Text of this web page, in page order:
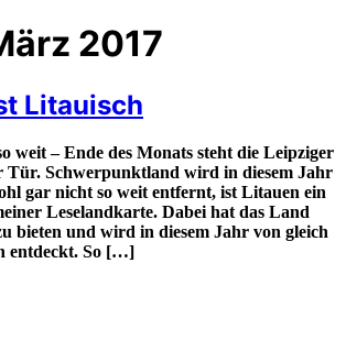
2017
Litauisch
weit – Ende des Monats steht die Leipziger
Tür. Schwerpunktland wird in diesem Jahr
gar nicht so weit entfernt, ist Litauen ein
Leselandkarte. Dabei hat das Land
bieten und wird in diesem Jahr von gleich
entdeckt. So […]